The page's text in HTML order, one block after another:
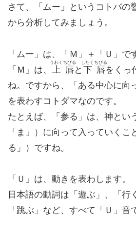
さて、「ムー」というコトバの
から分析してみましょう。
「ムー」は、「Ｍ」＋「Ｕ」で
「Ｍ」は、
上唇
うわくちびる
と 下唇
したくちびる
をくっ
ね。ですから、「ある中心に向
を表わすコトダマなのです。
たとえば、「参る」は、神とい
「ま」）に向って入っていくこ
る」）ですね。
「Ｕ」は、動きを表わします。
日本語の動詞は「遊ぶ」、「行
「跳ぶ」など、すべて「Ｕ」音